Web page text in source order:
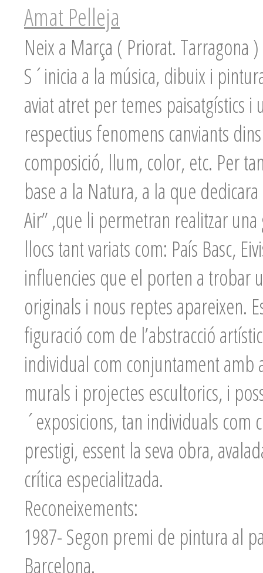
Amat Pelleja
Neix a Marça ( Priorat. Tarragona
S´inicia a la música, dibuix i
aviat atret per temes paisatgístics
respectius fenomens canviants
composició, llum, color, etc. Per
base a la Natura, a la que
Air” ,que li permetran realitzar
llocs tant variats com: País Basc,
influencies que el porten a trobar
originals i nous reptes apareixen.
figuració com de l’abstracció
individual com conjuntament amb
murals i projectes escultorics, i
´exposicions, tan individuals com
prestigi, essent la seva obra,
crítica especialitzada.
Reconeixements:
1987- Segon premi de pintura al
Barcelona.